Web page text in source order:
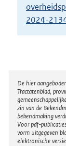
2024-
De hier
Tractatenblad,
zin van de
bekendmaking
Voor pdf-
vorm uitgegeven
elektronische